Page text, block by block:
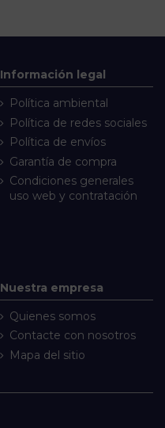
Información legal
Política ambiental
Política de redes sociales
Política de envíos
Garantía de compra
Condiciones generales
uso web y contratación
Nuestra empresa
Quienes somos
Contacte con nosotros
Mapa del sitio